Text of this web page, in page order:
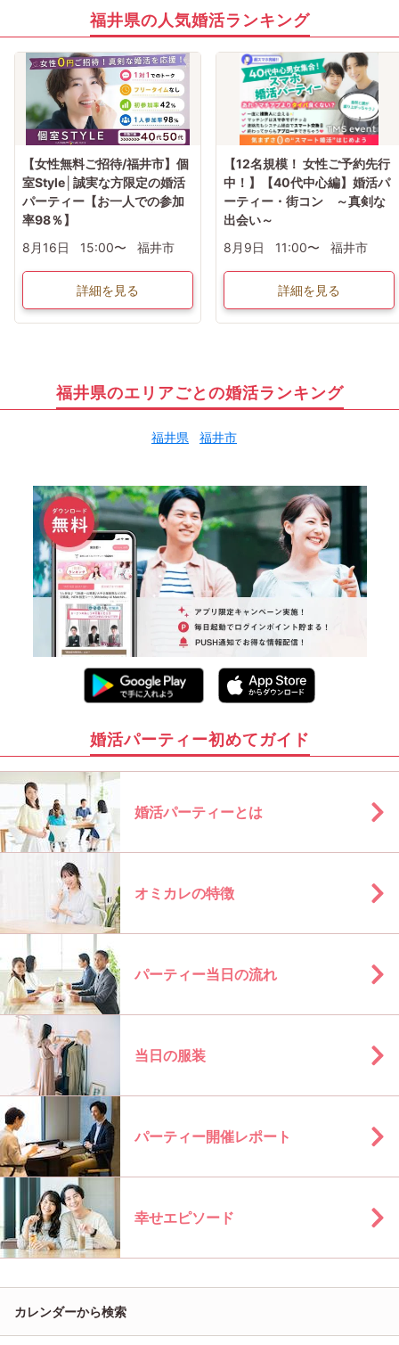
福井県の人気婚活ランキング
【女性無料ご招待/福井市】個
室Style│誠実な方限定の婚活
パーティー【お一人での参加
率98％】
8月16日
15:00〜 福井市
詳細を見る
【12名規模！ 女性ご予約先行
中！】【40代中心編】婚活パ
ーティー・街コン ～真剣な
出会い～
8月9日
11:00〜 福井市
詳細を見る
福井県のエリアごとの婚活ランキング
福井県 福井市
婚活パーティー初めてガイド
婚活パーティーとは
オミカレの特徴
パーティー当日の流れ
当日の服装
パーティー開催レポート
幸せエピソード
カレンダーから検索